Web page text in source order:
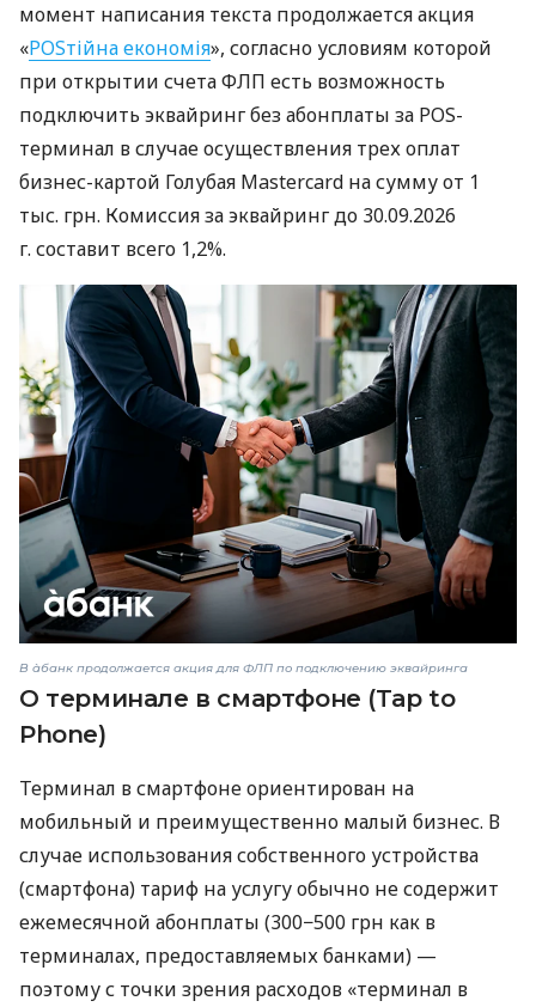
момент написания текста продолжается акция
«POSтійна економія», согласно условиям которой
при открытии счета ФЛП есть возможность
подключить эквайринг без абонплаты за POS-
терминал в случае осуществления трех оплат
бизнес-картой Голубая Mastercard на сумму от 1
тыс. грн. Комиссия за эквайринг до 30.09.2026
г. составит всего 1,2%.
В àбанк продолжается акция для ФЛП по подключению эквайринга
О терминале в смартфоне (Tap to
Phone)
Терминал в смартфоне ориентирован на
мобильный и преимущественно малый бизнес. В
случае использования собственного устройства
(смартфона) тариф на услугу обычно не содержит
ежемесячной абонплаты (300−500 грн как в
терминалах, предоставляемых банками) —
поэтому с точки зрения расходов «терминал в